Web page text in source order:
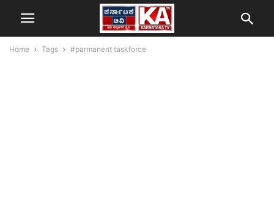
Home Tags #parmanent taskforce